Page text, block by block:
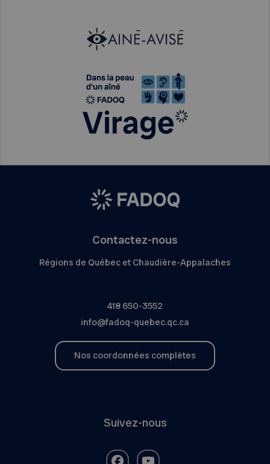
Contactez-nous
Régions de Québec et Chaudière-Appalaches
418 650-3552
info@fadoq-quebec.qc.ca
Nos coordonnées complètes
Suivez-nous